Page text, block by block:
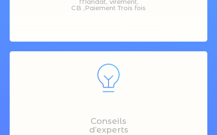
CB ,Paiement Trois fois
Conseils
d’experts